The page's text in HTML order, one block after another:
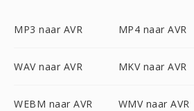
MP3 naar AVR MP4 naar AVR
WAV naar AVR MKV naar AVR
WEBM naar AVR WMV naar AVR